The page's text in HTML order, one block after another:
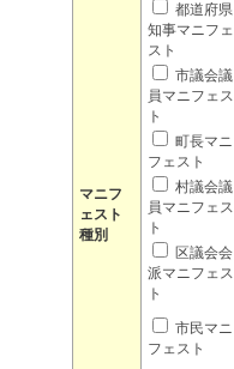
マニフ
ェスト
種別
都道府県
知事マニフェ
スト
市議会議
員マニフェス
ト
町長マニ
フェスト
村議会議
員マニフェス
ト
区議会会
派マニフェス
ト
市民マニ
フェスト